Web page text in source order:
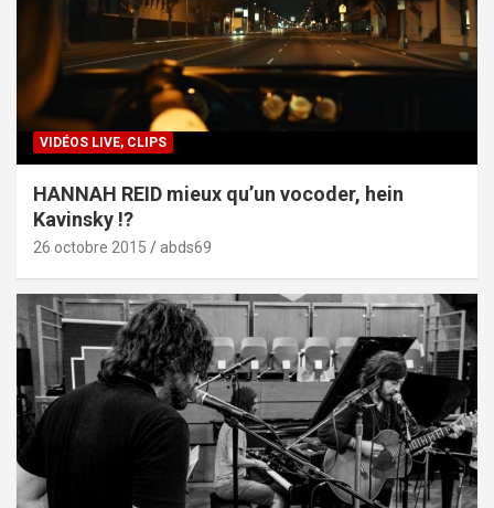
VIDÉOS LIVE, CLIPS
HANNAH REID mieux qu’un vocoder, hein
Kavinsky !?
26 octobre 2015 abds69